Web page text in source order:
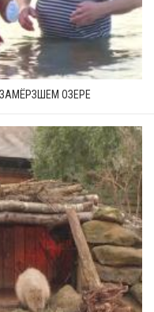
ОЗЕРЕ